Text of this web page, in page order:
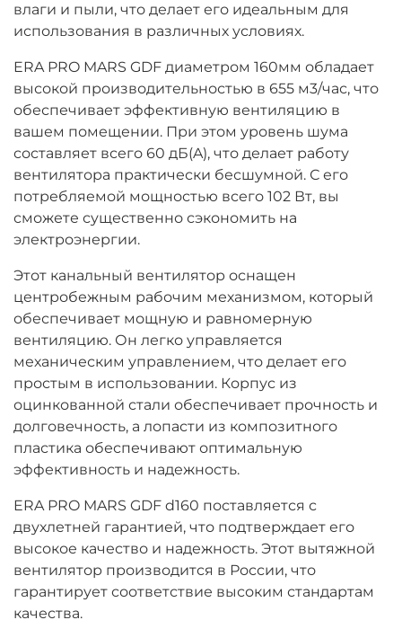
влаги и пыли, что делает его идеальным для
использования в различных условиях.
ERA PRO MARS GDF диаметром 160мм обладает
высокой производительностью в 655 м3/час, что
обеспечивает эффективную вентиляцию в
вашем помещении. При этом уровень шума
составляет всего 60 дБ(A), что делает работу
вентилятора практически бесшумной. С его
потребляемой мощностью всего 102 Вт, вы
сможете существенно сэкономить на
электроэнергии.
Этот канальный вентилятор оснащен
центробежным рабочим механизмом, который
обеспечивает мощную и равномерную
вентиляцию. Он легко управляется
механическим управлением, что делает его
простым в использовании. Корпус из
оцинкованной стали обеспечивает прочность и
долговечность, а лопасти из композитного
пластика обеспечивают оптимальную
эффективность и надежность.
ERA PRO MARS GDF d160 поставляется с
двухлетней гарантией, что подтверждает его
высокое качество и надежность. Этот вытяжной
вентилятор производится в России, что
гарантирует соответствие высоким стандартам
качества.